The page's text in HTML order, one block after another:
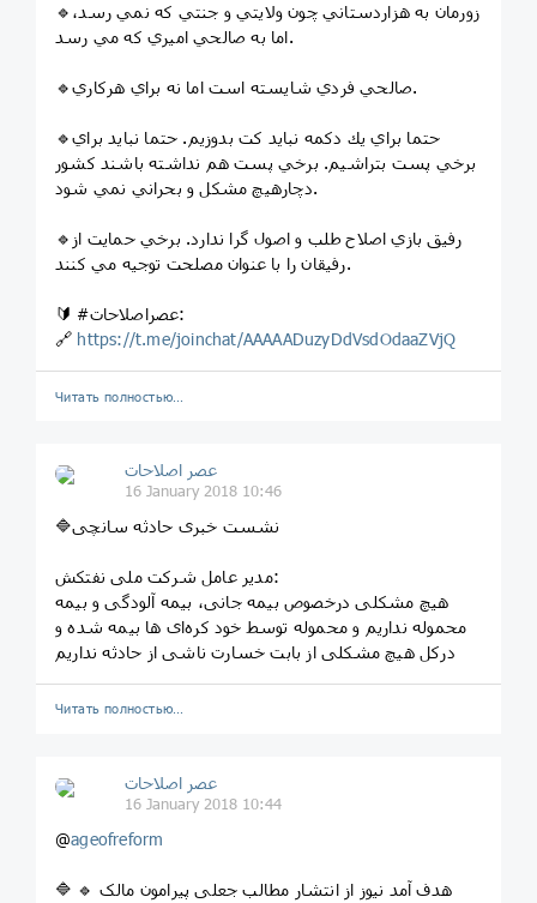
🔹زورمان به هزاردستاني چون ولايتي و جنتي كه نمي رسد،
اما به صالحي اميري كه مي رسد.
🔹صالحي فردي شايسته است اما نه براي هركاري.
🔹حتما براي يك دكمه نبايد كت بدوزيم. حتما نبايد براي
برخي پست بتراشيم. برخي پست هم نداشته باشند كشور
دچارهيچ مشكل و بحراني نمي شود.
🔹رفيق بازي اصلاح طلب و اصول گرا ندارد. برخي حمايت از
رفيقان را با عنوان مصلحت توجيه مي كنند.
🔰 #عصراصلاحات:
🔗 https://t.me/joinchat/AAAAADuzyDdVsdOdaaZVjQ
Читать полностью…
عصر اصلاحات
16 January 2018 10:46
🔷نشست خبری حادثه سانچی
مدیر عامل شرکت ملی نفتکش:
هیچ مشکلی درخصوص بیمه جانی، بیمه آلودگی و بیمه
محموله نداریم و محموله توسط خود کره‌ای ها بیمه شده و
درکل هیچ مشکلی از بابت خسارت ناشی از حادثه نداریم
Читать полностью…
عصر اصلاحات
16 January 2018 10:44
@ageofreform
🔷 🔹 هدف آمد نیوز از انتشار مطالب جعلی پیرامون مالک